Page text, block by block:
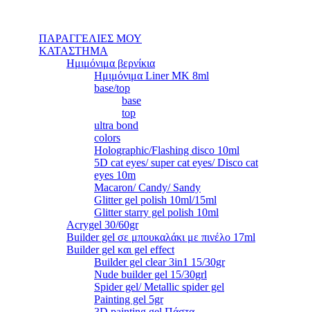
ΠΑΡΑΓΓΕΛΙΕΣ ΜΟΥ
ΚΑΤΑΣΤΗΜΑ
Ημιμόνιμα βερνίκια
Ημιμόνιμα Liner ΜΚ 8ml
base/top
base
top
ultra bond
colors
Holographic/Flashing disco 10ml
5D cat eyes/ super cat eyes/ Disco cat
eyes 10m
Macaron/ Candy/ Sandy
Glitter gel polish 10ml/15ml
Glitter starry gel polish 10ml
Acrygel 30/60gr
Builder gel σε μπουκαλάκι με πινέλο 17ml
Builder gel και gel effect
Builder gel clear 3in1 15/30gr
Nude builder gel 15/30grl
Spider gel/ Metallic spider gel
Painting gel 5gr